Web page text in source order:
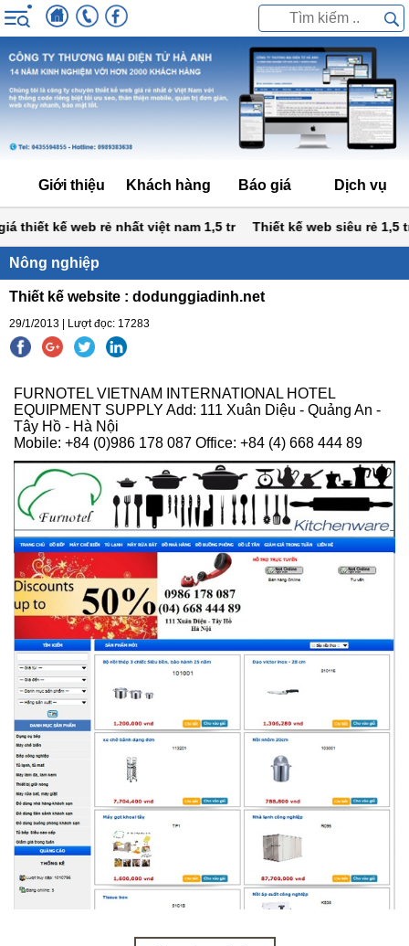
Giới thiệu Khách hàng Báo giá Dịch vụ
thiết kế web rẻ nhất việt nam 1,5 tr Thiết kế web siêu rẻ 1,5 tr
Nông nghiệp
Thiết kế website : dodunggiadinh.net
29/1/2013 | Lượt đọc: 17283
FURNOTEL VIETNAM INTERNATIONAL HOTEL
EQUIPMENT SUPPLY Add: 111 Xuân Diệu - Quảng An -
Tây Hồ - Hà Nội
Mobile: +84 (0)986 178 087 Office: +84 (4) 668 444 89